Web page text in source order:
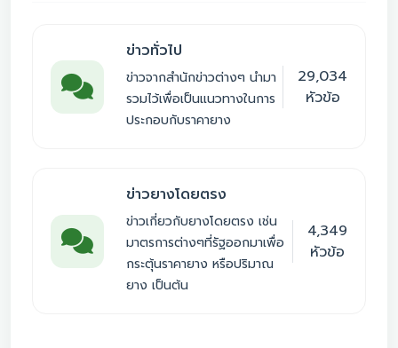
ข่าวทั่วไป
ข่าวจากสำนักข่าวต่างๆ นำมา
รวมไว้เพื่อเป็นแนวทางในการ
ประกอบกับราคายาง
29,034
หัวข้อ
ข่าวยางโดยตรง
ข่าวเกี่ยวกับยางโดยตรง เช่น
มาตรการต่างๆที่รัฐออกมาเพื่อ
กระตุ้นราคายาง หรือปริมาณ
ยาง เป็นต้น
4,349
หัวข้อ